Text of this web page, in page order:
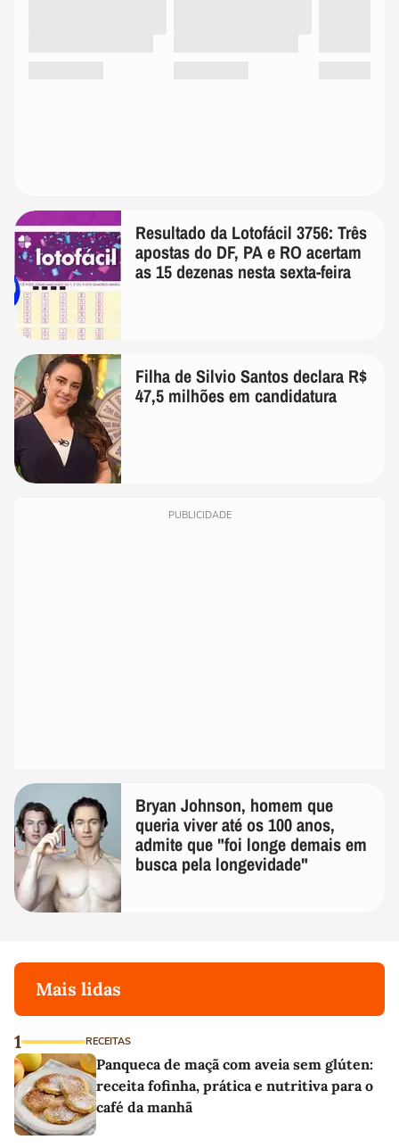
Resultado da Lotofácil 3756: Três
apostas do DF, PA e RO acertam
as 15 dezenas nesta sexta-feira
Filha de Silvio Santos declara R$
47,5 milhões em candidatura
PUBLICIDADE
Bryan Johnson, homem que
queria viver até os 100 anos,
admite que "foi longe demais em
busca pela longevidade"
Mais lidas
1 RECEITAS
Panqueca de maçã com aveia sem glúten:
receita fofinha, prática e nutritiva para o
café da manhã